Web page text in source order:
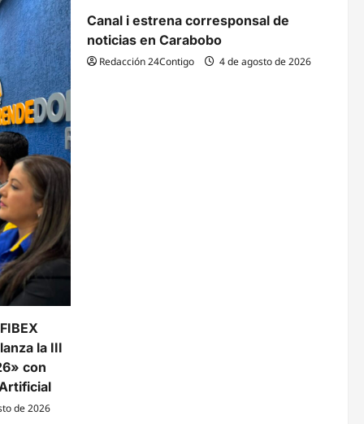
la III
con
de 2026
Canal i estrena corresponsal de
noticias en Carabobo
Redacción 24Contigo 4 de agosto de 2026